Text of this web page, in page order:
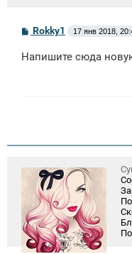
С
б
Rokky1 17 янв 2018,
Напишите сюда